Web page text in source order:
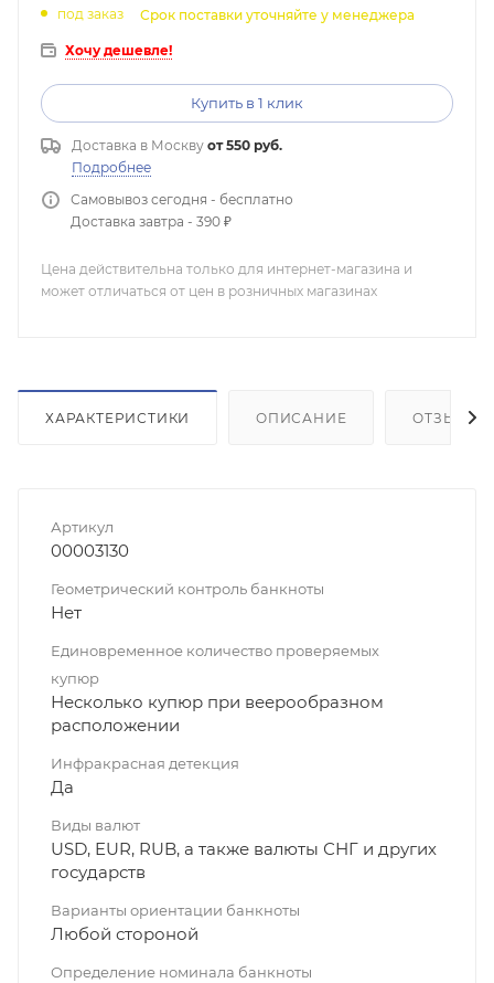
под заказ Срок поставки уточняйте у менеджера
Хочу дешевле!
Купить в 1 клик
Доставка в Москву от 550 руб.
Подробнее
Самовывоз сегодня - бесплатно
Доставка завтра - 390 ₽
Цена действительна только для интернет-магазина и
может отличаться от цен в розничных магазинах
ХАРАКТЕРИСТИКИ ОПИСАНИЕ ОТЗЫВЫ
Артикул
00003130
Геометрический контроль банкноты
Нет
Единовременное количество проверяемых
купюр
Несколько купюр при веерообразном
расположении
Инфракрасная детекция
Да
Виды валют
USD, EUR, RUB, а также валюты СНГ и других
государств
Варианты ориентации банкноты
Любой стороной
Определение номинала банкноты